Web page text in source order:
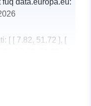
fuq data.europa.eu:
[ [ 7.82, 51.72 ], [